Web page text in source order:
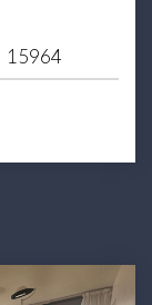
15964